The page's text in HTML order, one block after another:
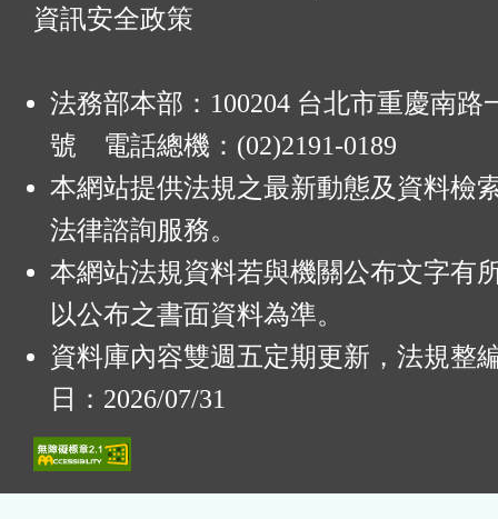
資訊安全政策
法務部本部：100204 台北市重慶南路
號 電話總機：(02)2191-0189
本網站提供法規之最新動態及資料檢
法律諮詢服務。
本網站法規資料若與機關公布文字有
以公布之書面資料為準。
資料庫內容雙週五定期更新，法規整
日：2026/07/31